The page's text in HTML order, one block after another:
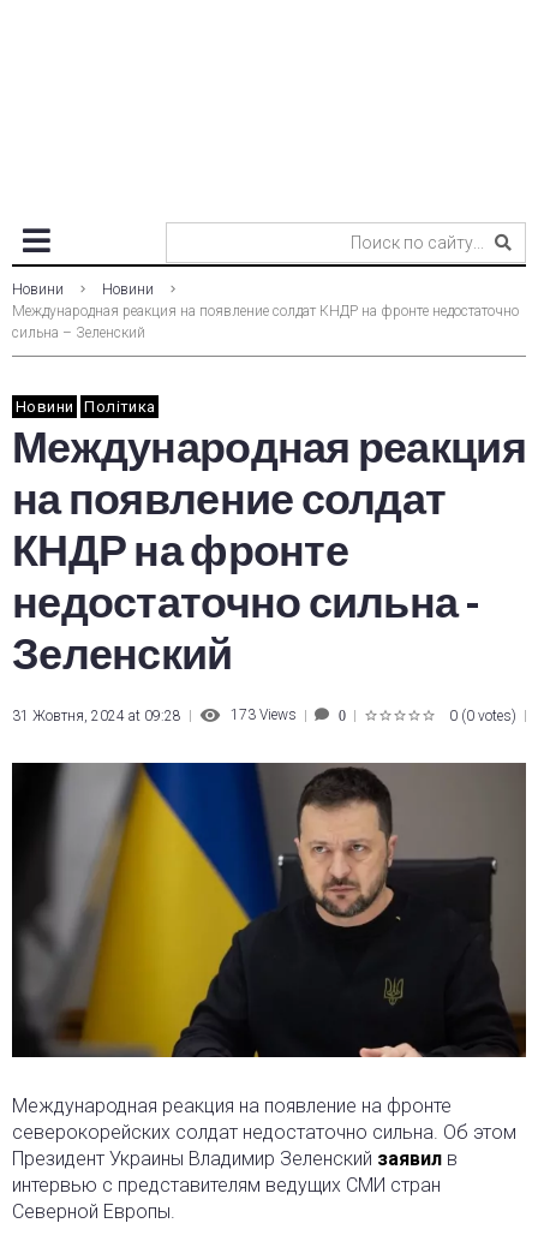
Новини
Новини
Международная реакция на появление солдат КНДР на фронте недостаточно
сильна – Зеленский
Новини Політика
Международная реакция
на появление солдат
КНДР на фронте
недостаточно сильна -
Зеленский
31 Жовтня, 2024 at 09:28 173 Views 0 0 (0 votes)
Международная реакция на появление на фронте
северокорейских солдат недостаточно сильна. Об этом
Президент Украины Владимир Зеленский заявил в
интервью с представителям ведущих СМИ стран
Северной Европы.